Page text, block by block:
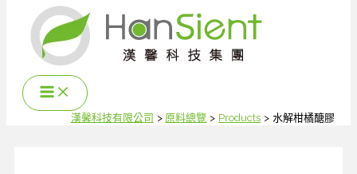
漢馨科技有限公司 原料總覽 Products 水解柑橘醣膠